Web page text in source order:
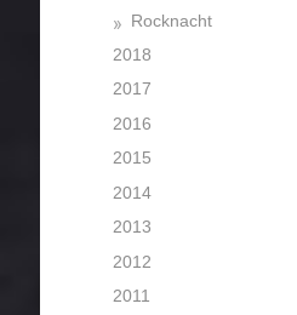
Rocknacht
2018
2017
2016
2015
2014
2013
2012
2011